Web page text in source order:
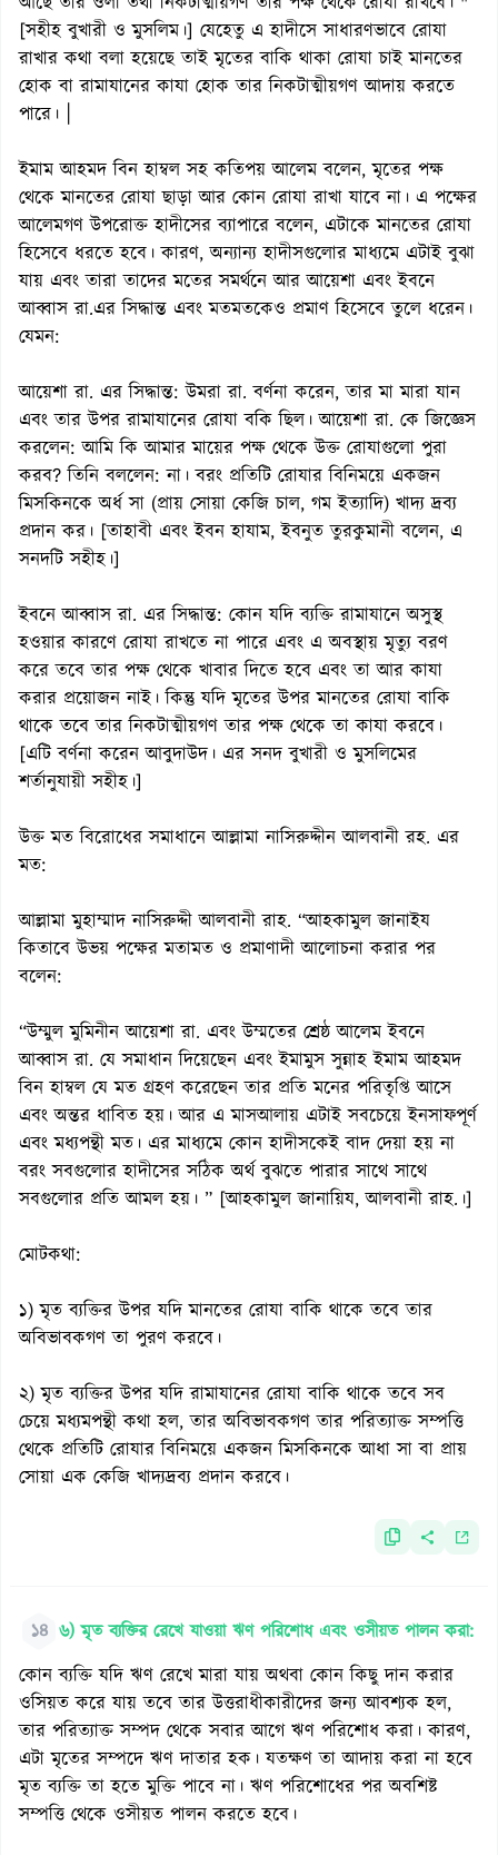
[সহীহ বুখারী ও মুসলিম।] যেহেতু এ হাদীসে সাধারণভাবে রোযা
রাখার কথা বলা হয়েছে তাই মৃতের বাকি থাকা রোযা চাই মানতের
হোক বা রামাযানের কাযা হোক তার নিকটাত্মীয়গণ আদায় করতে
পারে। |
ইমাম আহমদ বিন হাম্বল সহ কতিপয় আলেম বলেন, মৃতের পক্ষ
থেকে মানতের রোযা ছাড়া আর কোন রোযা রাখা যাবে না। এ পক্ষের
আলেমগণ উপরোক্ত হাদীসের ব্যাপারে বলেন, এটাকে মানতের রোযা
হিসেবে ধরতে হবে। কারণ, অন্যান্য হাদীসগুলোর মাধ্যমে এটাই বুঝা
যায় এবং তারা তাদের মতের সমর্থনে আর আয়েশা এবং ইবনে
আব্বাস রা.এর সিদ্ধান্ত এবং মতমতকেও প্রমাণ হিসেবে তুলে ধরেন।
যেমন:
আয়েশা রা. এর সিদ্ধান্ত: উমরা রা. বর্ণনা করেন, তার মা মারা যান
এবং তার উপর রামাযানের রোযা বকি ছিল। আয়েশা রা. কে জিজ্ঞেস
করলেন: আমি কি আমার মায়ের পক্ষ থেকে উক্ত রোযাগুলো পুরা
করব? তিনি বললেন: না। বরং প্রতিটি রোযার বিনিময়ে একজন
মিসকিনকে অর্ধ সা (প্রায় সোয়া কেজি চাল, গম ইত্যাদি) খাদ্য দ্রব্য
প্রদান কর। [তাহাবী এবং ইবন হাযাম, ইবনুত তুরকুমানী বলেন, এ
সনদটি সহীহ।]
ইবনে আব্বাস রা. এর সিদ্ধান্ত: কোন যদি ব্যক্তি রামাযানে অসুস্থ
হওয়ার কারণে রোযা রাখতে না পারে এবং এ অবস্থায় মৃত্যু বরণ
করে তবে তার পক্ষ থেকে খাবার দিতে হবে এবং তা আর কাযা
করার প্রয়োজন নাই। কিন্তু যদি মৃতের উপর মানতের রোযা বাকি
থাকে তবে তার নিকটাত্মীয়গণ তার পক্ষ থেকে তা কাযা করবে।
[এটি বর্ণনা করেন আবুদাউদ। এর সনদ বুখারী ও মুসলিমের
শর্তানুযায়ী সহীহ।]
উক্ত মত বিরোধের সমাধানে আল্লামা নাসিরুদ্দীন আলবানী রহ. এর
মত:
আল্লামা মুহাম্মাদ নাসিরুদ্দী আলবানী রাহ. “আহকামুল জানাইয
কিতাবে উভয় পক্ষের মতামত ও প্রমাণাদী আলোচনা করার পর
বলেন:
“উম্মুল মুমিনীন আয়েশা রা. এবং উম্মতের শ্রেষ্ঠ আলেম ইবনে
আব্বাস রা. যে সমাধান দিয়েছেন এবং ইমামুস সুন্নাহ ইমাম আহমদ
বিন হাম্বল যে মত গ্রহণ করেছেন তার প্রতি মনের পরিতৃপ্তি আসে
এবং অন্তর ধাবিত হয়। আর এ মাসআলায় এটাই সবচেয়ে ইনসাফপূর্ণ
এবং মধ্যপন্থী মত। এর মাধ্যমে কোন হাদীসকেই বাদ দেয়া হয় না
বরং সবগুলোর হাদীসের সঠিক অর্থ বুঝতে পারার সাথে সাথে
সবগুলোর প্রতি আমল হয়। ” [আহকামুল জানায়িয, আলবানী রাহ.।]
মোটকথা:
১) মৃত ব্যক্তির উপর যদি মানতের রোযা বাকি থাকে তবে তার
অবিভাবকগণ তা পুরণ করবে।
২) মৃত ব্যক্তির উপর যদি রামাযানের রোযা বাকি থাকে তবে সব
চেয়ে মধ্যমপন্থী কথা হল, তার অবিভাবকগণ তার পরিত্যাক্ত সম্পত্তি
থেকে প্রতিটি রোযার বিনিময়ে একজন মিসকিনকে আধা সা বা প্রায়
সোয়া এক কেজি খাদ্যদ্রব্য প্রদান করবে।
১৪ ৬) মৃত ব্যক্তির রেখে যাওয়া ঋণ পরিশোধ এবং ওসীয়ত পালন করা:
কোন ব্যক্তি যদি ঋণ রেখে মারা যায় অথবা কোন কিছু দান করার
ওসিয়ত করে যায় তবে তার উত্তরাধীকারীদের জন্য আবশ্যক হল,
তার পরিত্যাক্ত সম্পদ থেকে সবার আগে ঋণ পরিশোধ করা। কারণ,
এটা মৃতের সম্পদে ঋণ দাতার হক। যতক্ষণ তা আদায় করা না হবে
মৃত ব্যক্তি তা হতে মুক্তি পাবে না। ঋণ পরিশোধের পর অবশিষ্ট
সম্পত্তি থেকে ওসীয়ত পালন করতে হবে।